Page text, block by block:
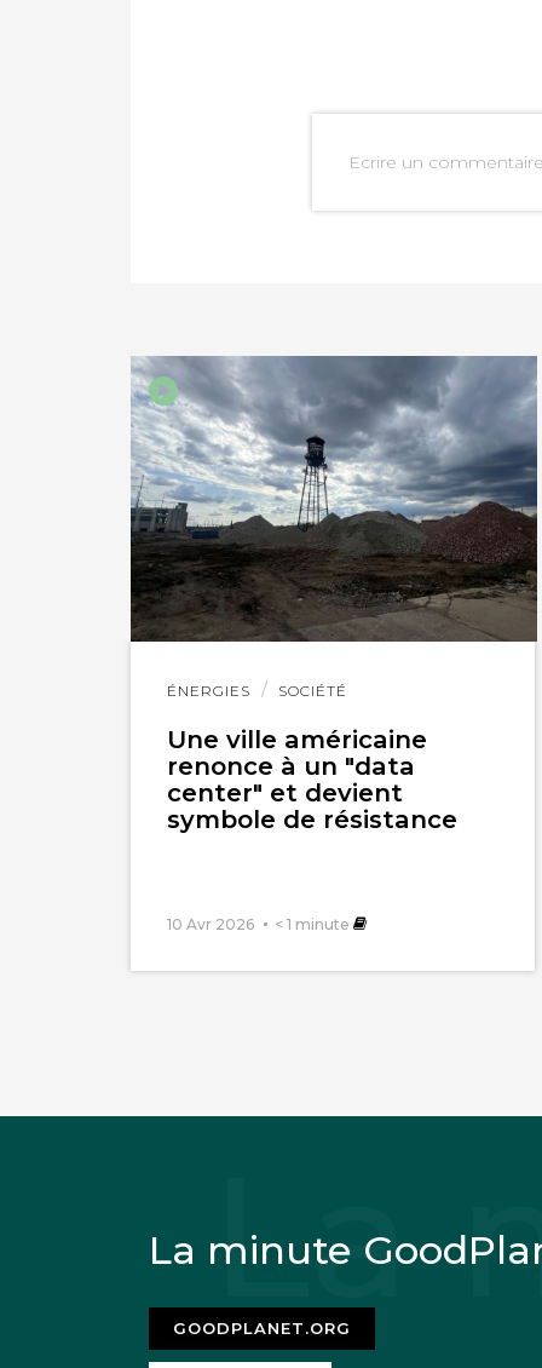
Ecrire un
ÉNERGIES SOCIÉTÉ
Une ville américaine
renonce à un "data
center" et devient
symbole de résistance
10 Avr 2026 < 1 minute
Lire
La minute
GOODPLANET.ORG